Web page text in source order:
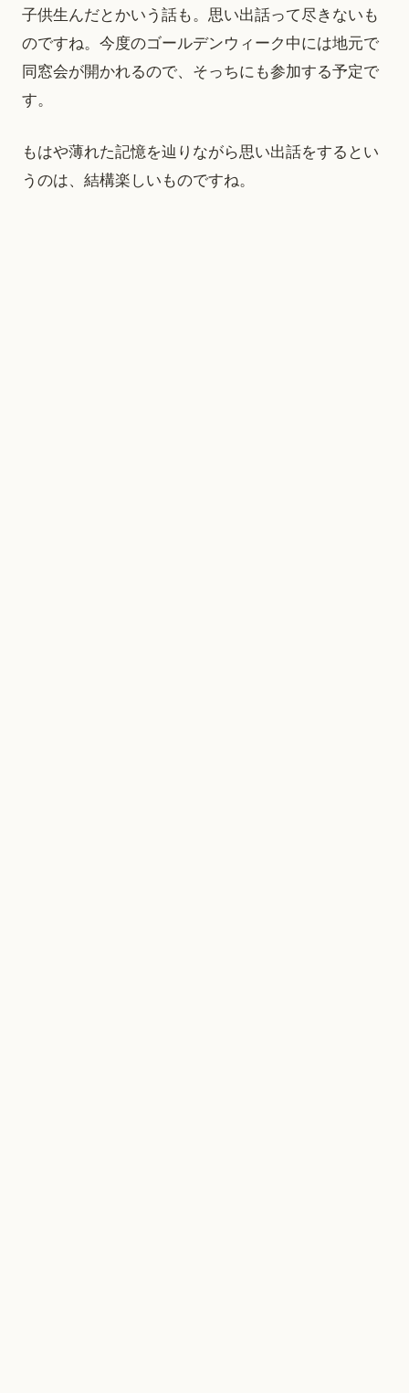
子供生んだとかいう話も。思い出話って尽きないも
のですね。今度のゴールデンウィーク中には地元で
同窓会が開かれるので、そっちにも参加する予定で
す。
もはや薄れた記憶を辿りながら思い出話をするとい
うのは、結構楽しいものですね。